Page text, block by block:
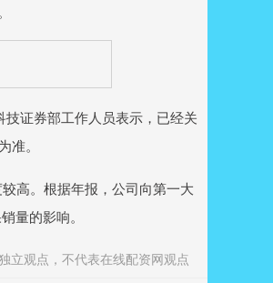
证券部工作人员表示，已经关
。
高。根据年报，公司向第一大
量的影响。
立观点，不代表在线配资网观点